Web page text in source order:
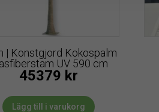
| Konstgjord Kokospalm
UV 590 cm
45379 kr
Lägg till i varukorg